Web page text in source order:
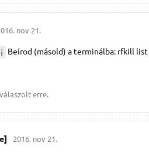
nov 21.
Beírod (másold) a terminálba: rfkill
válaszolt erre.
2016. nov 21.